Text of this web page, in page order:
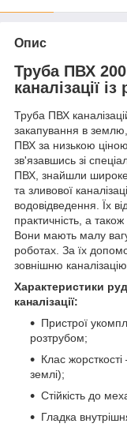
Опис
Труба ПВХ
каналізації
Труба ПВХ
закапування в
ПВХ за низькою
зв'язавшись зі
ПВХ, знайшли широке
та зливової
водовідведення. Їх
практичність, а
Вони мають малу
роботах. За їх
зовнішню
Характеристики
каналізації:
Пристрої
розтрубом;
Клас
землі);
Стійкість до
Гладка